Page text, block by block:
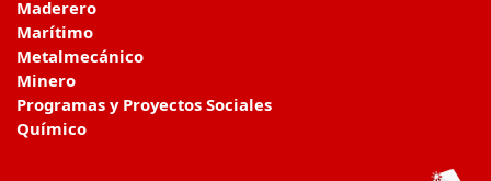
Maderero
Marítimo
Metalmecánico
Minero
Programas y Proyectos Sociales
Químico